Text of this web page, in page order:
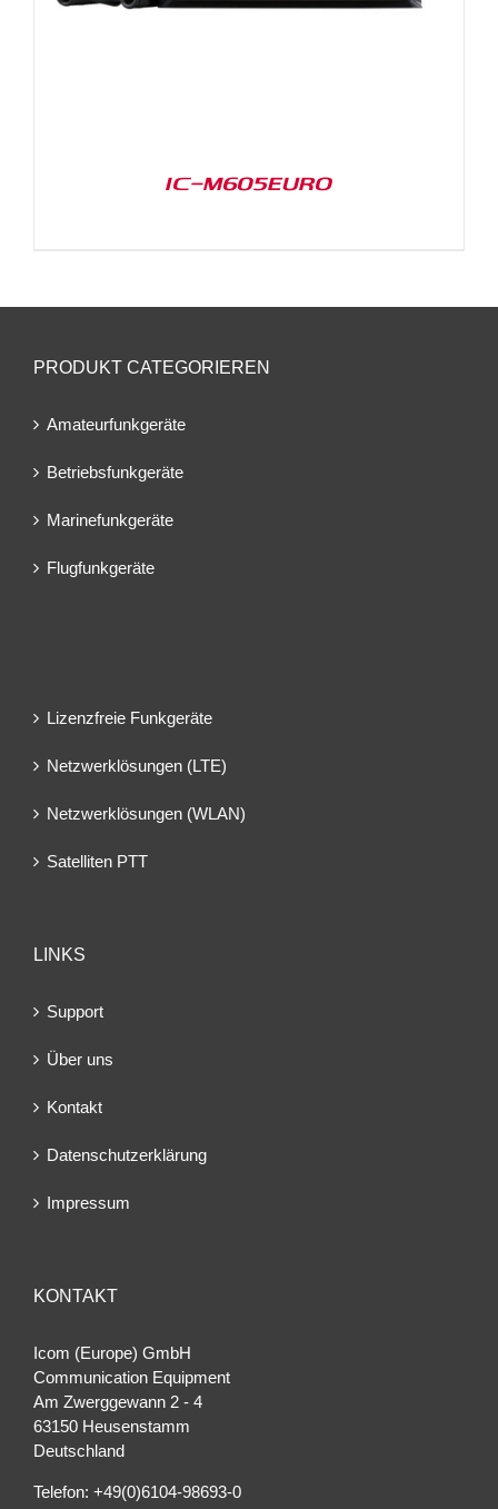
IC-M605EURO
PRODUKT CATEGORIEREN
Amateurfunkgeräte
Betriebsfunkgeräte
Marinefunkgeräte
Flugfunkgeräte
Lizenzfreie Funkgeräte
Netzwerklösungen (LTE)
Netzwerklösungen (WLAN)
Satelliten PTT
LINKS
Support
Über uns
Kontakt
Datenschutzerklärung
Impressum
KONTAKT
Icom (Europe) GmbH
Communication Equipment
Am Zwerggewann 2 ‐ 4
63150 Heusenstamm
Deutschland
Telefon: +49(0)6104-98693-0